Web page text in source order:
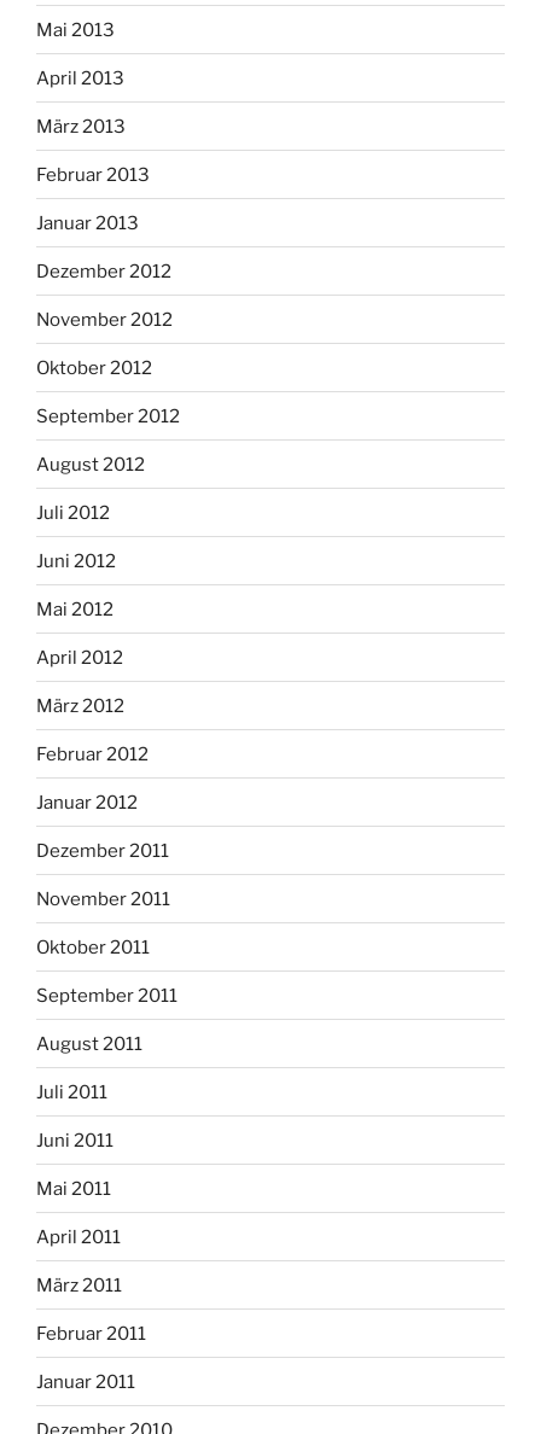
Mai 2013
April 2013
März 2013
Februar 2013
Januar 2013
Dezember 2012
November 2012
Oktober 2012
September 2012
August 2012
Juli 2012
Juni 2012
Mai 2012
April 2012
März 2012
Februar 2012
Januar 2012
Dezember 2011
November 2011
Oktober 2011
September 2011
August 2011
Juli 2011
Juni 2011
Mai 2011
April 2011
März 2011
Februar 2011
Januar 2011